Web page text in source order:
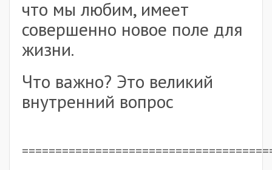
что мы любим, имеет
совершенно новое поле для
жизни.
Что важно? Это великий
внутренний вопрос